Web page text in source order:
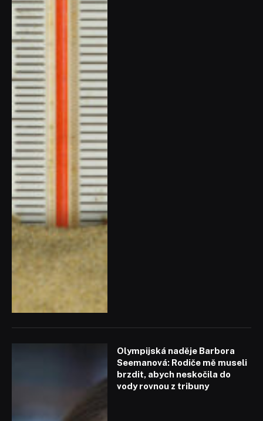
Olympijská naděje Barbora
Seemanová: Rodiče mě museli
brzdit, abych neskočila do
vody rovnou z tribuny